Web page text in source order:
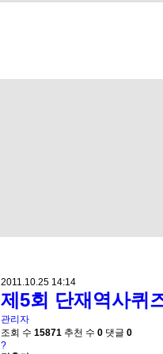
2011.10.25 14:14
제5회 단재역사퀴
관리자
조회 수 15871 추천 수 0 댓글 0
?